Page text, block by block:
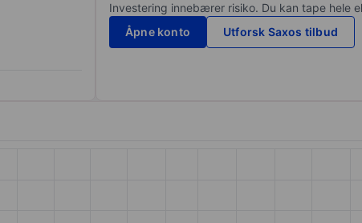
Investering innebærer risiko. Du kan tape hele
Åpne konto
Utforsk Saxos tilbud